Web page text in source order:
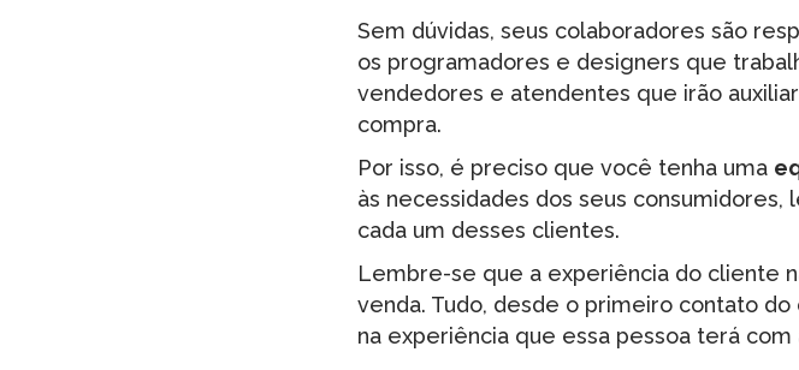
Sem dúvidas, seus colaboradores são
os programadores e designers que
vendedores e atendentes que irão
compra.
Por isso, é preciso que você tenha uma
às necessidades dos seus
cada um desses clientes.
Lembre-se que a experiência do cliente
venda. Tudo, desde o primeiro contato
na experiência que essa pessoa terá com